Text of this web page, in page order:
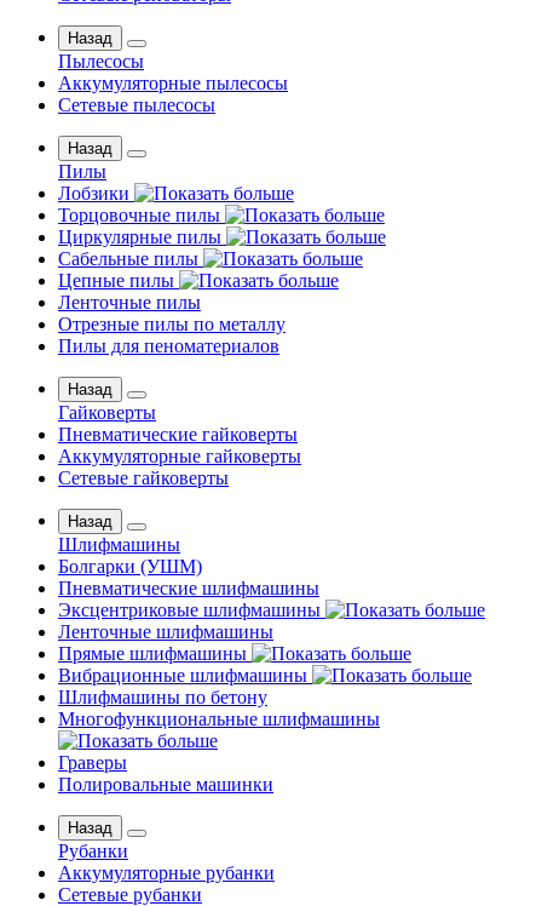
Назад
Пылесосы
Аккумуляторные пылесосы
Сетевые пылесосы
Назад
Пилы
Лобзики
Торцовочные пилы
Циркулярные пилы
Сабельные пилы
Цепные пилы
Ленточные пилы
Отрезные пилы по металлу
Пилы для пеноматериалов
Назад
Гайковерты
Пневматические гайковерты
Аккумуляторные гайковерты
Сетевые гайковерты
Назад
Шлифмашины
Бoлгаpки (УШM)
Пневматические шлифмашины
Эксцентриковые шлифмашины
Ленточные шлифмашины
Прямые шлифмашины
Вибрационные шлифмашины
Шлифмашины по бетону
Многофункциональные шлифмашины
Граверы
Полировальные машинки
Назад
Рубанки
Аккумуляторные рубанки
Сетевые рубанки